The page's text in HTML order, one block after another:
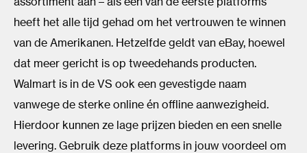
heeft het alle tijd gehad om het vertrouwen te winnen
van de Amerikanen. Hetzelfde geldt van eBay, hoewel
dat meer gericht is op tweedehands producten.
Walmart is in de VS ook een gevestigde naam
vanwege de sterke online én offline aanwezigheid.
Hierdoor kunnen ze lage prijzen bieden en een snelle
levering. Gebruik deze platforms in jouw voordeel om